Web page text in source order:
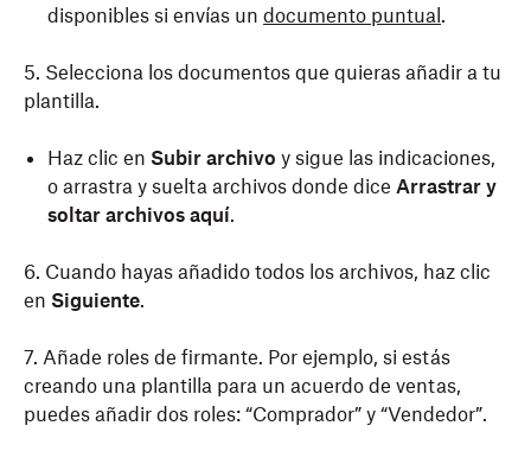
disponibles si envías un documento puntual .
5. Selecciona los documentos que quieras añadir a tu
plantilla.
Haz clic en Subir archivo y sigue las indicaciones,
o arrastra y suelta archivos donde dice Arrastrar y
soltar archivos aquí.
6. Cuando hayas añadido todos los archivos, haz clic
en Siguiente.
7. Añade roles de firmante. Por ejemplo, si estás
creando una plantilla para un acuerdo de ventas,
puedes añadir dos roles: “Comprador” y “Vendedor”.